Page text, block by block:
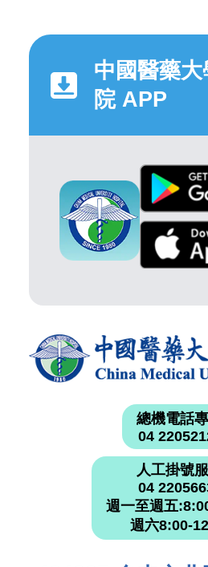
中國醫藥
院 APP
總機電話
04
人工掛號
04
週一至週五
週六8:00-